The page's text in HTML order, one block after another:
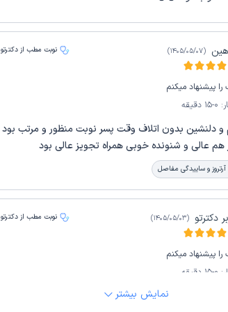
(
1405/05/07
) نوبت مطب از دکترتو
پیشنهاد میکنم
0-15 دقیقه
و دلنشین بدون اتلاف وقت پسر نوبت منظور و مرتب بود
هم عالی و شنونده خوبی همراه تجویز عالی بود
آرتروز و ساییدگی مفاصل
دکترتو (
1405/05/03
) نوبت مطب از دکترتو
پیشنهاد میکنم
0-15 دقیقه
دکتر و منشی همه عالی بود. دکتر با دادن توضیحات
نمایش بیشتر